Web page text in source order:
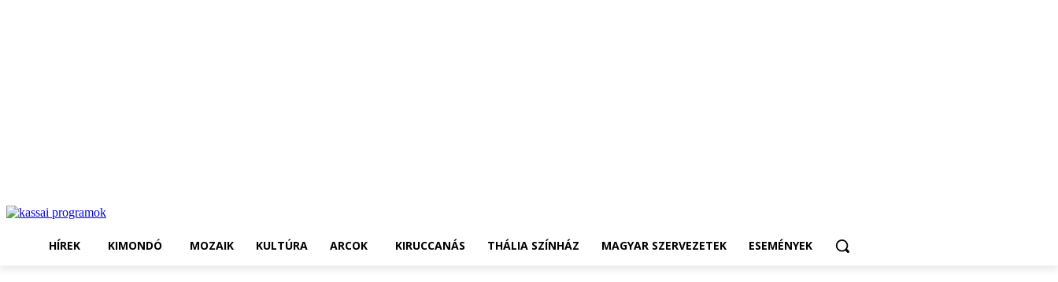
HÍREK KIMONDÓ MOZAIK KULTÚRA ARCOK KIRUCCANÁS THÁLIA SZÍNHÁZ MAGYAR SZERVEZETEK ESEMÉNYEK